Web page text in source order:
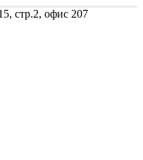
стр.2, офис 207